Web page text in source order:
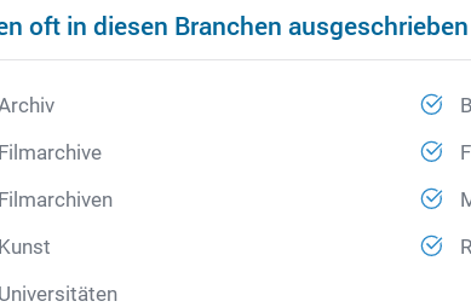
oft in diesen Branchen ausgeschrieben
Filmarchive
Filmarchiven
Kunst
Universitäten